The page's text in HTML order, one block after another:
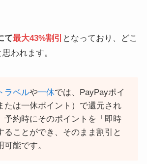
て最大43%割引 となっており、どこ
われます。
ラベルや一休では、PayPayポイ
たは一休ポイント）で還元され
予約時にそのポイントを「即時
ることができ、そのまま割引と
可能です。